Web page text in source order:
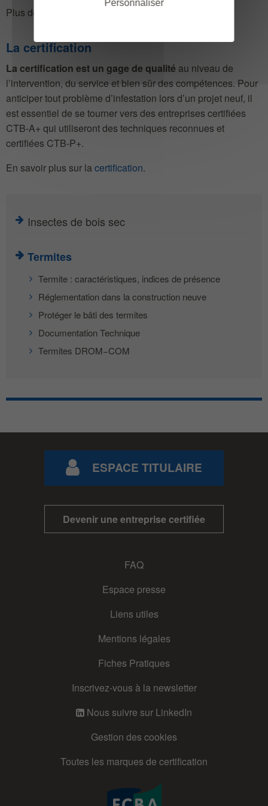
Personnaliser
Plus de
La certification
La certification est un gage de qualité au niveau de
l’intervention, du service et bien sûr des compétences. Pour
anticiper tout problème d’infestation lors d’un projet neuf, il
est essentiel de se tourner vers des entreprises certifiées
CTB-A+ qui utiliseront des techniques reconnues et
certifiées CTB-P+.
En savoir plus sur lacertification.
Insectes de bois sec
Termites
Termite : caractéristiques, indices de présence
Réglementation dans la construction neuve
Protéger le bâti des termites
Documentation Technique
Termites DROM−COM
ESPACE TITULAIRE
Devenir une entreprise certifiée
FAQ
Espace presse
Liens utiles
Mentions légales
Fiches Pratiques
Inscrivez-vous à la newsletter
Nous suivre sur LinkedIn
Gestion des cookies
Toutes les marques de certification